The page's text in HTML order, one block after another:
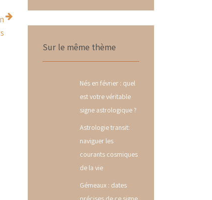
Sur le même thème
Nés en février : quel
est votre véritable
signe astrologique ?
Astrologie transit:
naviguer les
courants cosmiques
de la vie
Gémeaux : dates